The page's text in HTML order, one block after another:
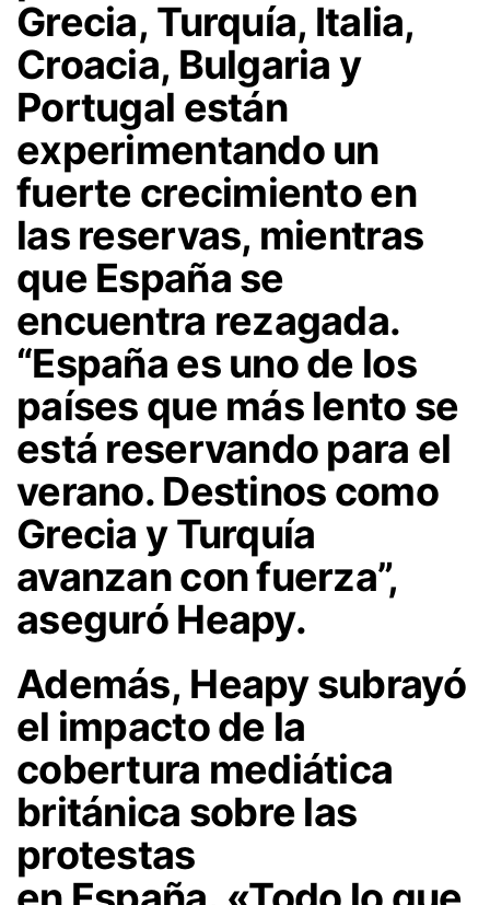
Grecia, Turquía, Italia,
Croacia, Bulgaria y
Portugal están
experimentando un
fuerte crecimiento en
las reservas, mientras
que España se
encuentra rezagada.
“España es uno de los
países que más lento se
está reservando para el
verano. Destinos como
Grecia y Turquía
avanzan con fuerza”,
aseguró Heapy.
Además, Heapysubrayó
el impacto de la
cobertura mediática
británica sobre las
protestas